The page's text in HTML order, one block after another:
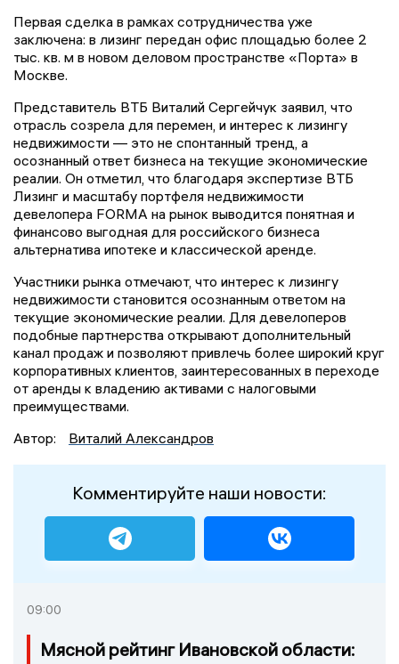
Первая сделка в рамках сотрудничества уже
заключена: в лизинг передан офис площадью более 2
тыс. кв. м в новом деловом пространстве «Порта» в
Москве.
Представитель ВТБ Виталий Сергейчук заявил, что
отрасль созрела для перемен, и интерес к лизингу
недвижимости — это не спонтанный тренд, а
осознанный ответ бизнеса на текущие экономические
реалии. Он отметил, что благодаря экспертизе ВТБ
Лизинг и масштабу портфеля недвижимости
девелопера FORMA на рынок выводится понятная и
финансово выгодная для российского бизнеса
альтернатива ипотеке и классической аренде.
Участники рынка отмечают, что интерес к лизингу
недвижимости становится осознанным ответом на
текущие экономические реалии. Для девелоперов
подобные партнерства открывают дополнительный
канал продаж и позволяют привлечь более широкий круг
корпоративных клиентов, заинтересованных в переходе
от аренды к владению активами с налоговыми
преимуществами.
Автор:
Виталий Александров
Комментируйте наши новости:
09:00
Мясной рейтинг Ивановской области: